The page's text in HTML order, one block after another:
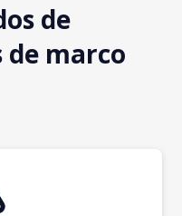
de
marco